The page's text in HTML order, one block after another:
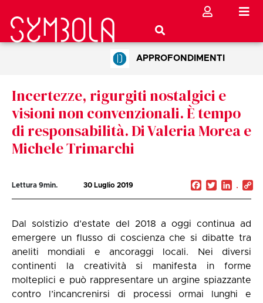
APPROFONDIMENTI
Incertezze, rigurgiti nostalgici e
visioni non convenzionali. È tempo
di responsabilità. Di Valeria Morea e
Michele Trimarchi
Lettura 9min. 30 Luglio 2019 Facebook
Twitter
Dal solstizio d’estate del 2018 a oggi continua ad
emergere un flusso di coscienza che si dibatte tra
aneliti mondiali e ancoraggi locali. Nei diversi
continenti la creatività si manifesta in forme
molteplici e può rappresentare un argine spiazzante
contro l’incancrenirsi di processi ormai lunghi e